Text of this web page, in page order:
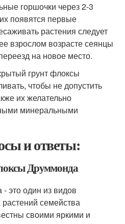
горшочки через 2-3
появятся первые
растения следует
взрослом возрасте сеянцы
на новое место.
грунт флоксы
чтобы не допустить
их желательно
минеральными
и ответы:
Друммонда
это один из видов
семейства
своими яркими и